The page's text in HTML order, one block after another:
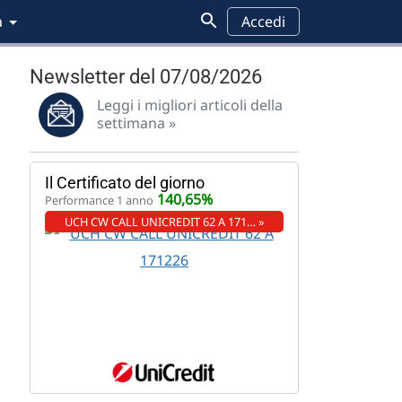
Accedi
Newsletter del 07/08/2026
Leggi i migliori articoli della
settimana »
Il Certificato del giorno
Performance 1 anno 140,65%
UCH CW CALL UNICREDIT 62 A 171… »